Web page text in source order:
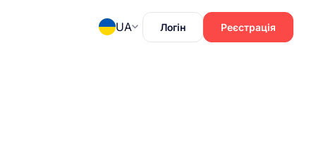
UA Логін Реєстрація